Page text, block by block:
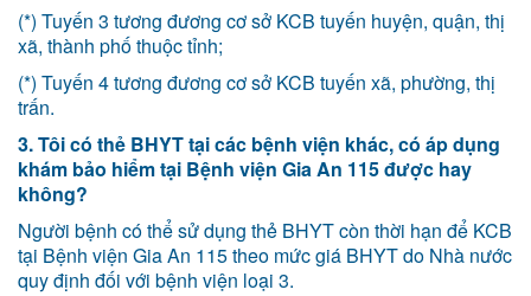
(*) Tuyến 3 tương đương cơ sở KCB tuyến huyện, quận, thị
xã, thành phố thuộc tỉnh;
(*) Tuyến 4 tương đương cơ sở KCB tuyến xã, phường, thị
trấn.
3. Tôi có thẻ BHYT tại các bệnh viện khác, có áp dụng
khám bảo hiểm tại Bệnh viện Gia An 115 được hay
không?
Người bệnh có thể sử dụng thẻ BHYT còn thời hạn để KCB
tại Bệnh viện Gia An 115 theo mức giá BHYT do Nhà nước
quy định đối với bệnh viện loại 3.